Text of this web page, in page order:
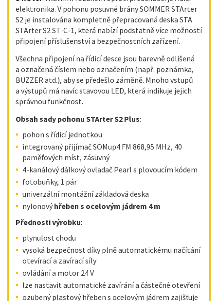
elektronika. V pohonu posuvné brány SOMMER STArter
S2 je instalována kompletně přepracovaná deska STA
STArter S2 ST-C-1, která nabízí podstatně více možností
připojení příslušenství a bezpečnostních zařízení.
Všechna připojení na řídicí desce jsou barevně odlišená
a označená číslem nebo označením (např. poznámka,
BUZZER atd.), aby se předešlo záměně. Mnoho vstupů
a výstupů má navíc stavovou LED, která indikuje jejich
správnou funkčnost.
Obsah sady pohonu STArter S2 Plus:
pohon s řídicí jednotkou
integrovaný přijímač SOMup4 FM 868,95 MHz, 40
paměťových míst, zásuvný
4-kanálový dálkový ovladač Pearl s plovoucím kódem
fotobuňky, 1 pár
univerzální montážní základová deska
nylonový hřeben s ocelovým jádrem 4 m
Přednosti výrobku:
plynulost chodu
vysoká bezpečnost díky plně automatickému načítání
otevírací a zavírací síly
ovládání a motor 24 V
lze nastavit automatické zavírání a částečné otevření
ozubený plastový hřeben s ocelovým jádrem zajišťuje